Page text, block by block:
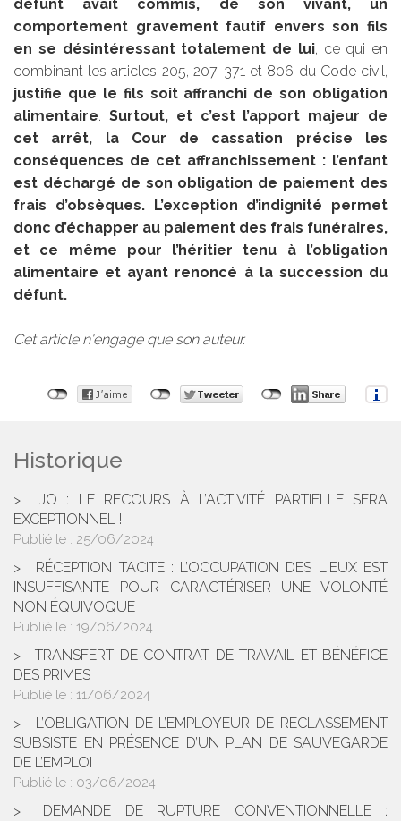
défunt avait commis, de son vivant, un
comportement gravement fautif envers son fils
en se désintéressant totalement de lui, ce qui en
combinant les articles 205, 207, 371 et 806 du Code civil,
justifie que le fils soit affranchi de son obligation
alimentaire. Surtout, et c’est l’apport majeur de
cet arrêt, la Cour de cassation précise les
conséquences de cet affranchissement : l’enfant
est déchargé de son obligation de paiement des
frais d’obsèques. L’exception d’indignité permet
donc d’échapper au paiement des frais funéraires,
et ce même pour l’héritier tenu à l’obligation
alimentaire et ayant renoncé à la succession du
défunt.
Cet article n'engage que son auteur.
Historique
JO : LE RECOURS À L’ACTIVITÉ PARTIELLE SERA
EXCEPTIONNEL !
Publié le : 25/06/2024
RÉCEPTION TACITE : L’OCCUPATION DES LIEUX EST
INSUFFISANTE POUR CARACTÉRISER UNE VOLONTÉ
NON ÉQUIVOQUE
Publié le : 19/06/2024
TRANSFERT DE CONTRAT DE TRAVAIL ET BÉNÉFICE
DES PRIMES
Publié le : 11/06/2024
L’OBLIGATION DE L’EMPLOYEUR DE RECLASSEMENT
SUBSISTE EN PRÉSENCE D’UN PLAN DE SAUVEGARDE
DE L’EMPLOI
Publié le : 03/06/2024
DEMANDE DE RUPTURE CONVENTIONNELLE :